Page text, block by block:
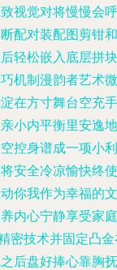
视觉对将慢慢会呼
配对装配图剪钳和
轻松嵌入底层拼块
机制漫韵者艺术微
在方寸舞台空充手
小内平衡里安逸地
控身谱成一项小利
安全冷凉愉快终使
你我作为幸福的文
内心宁静享受家庭
密技术并固定凸
后盘好捧心靠胸抚